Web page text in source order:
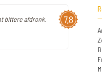
7,8
bittere afdronk.